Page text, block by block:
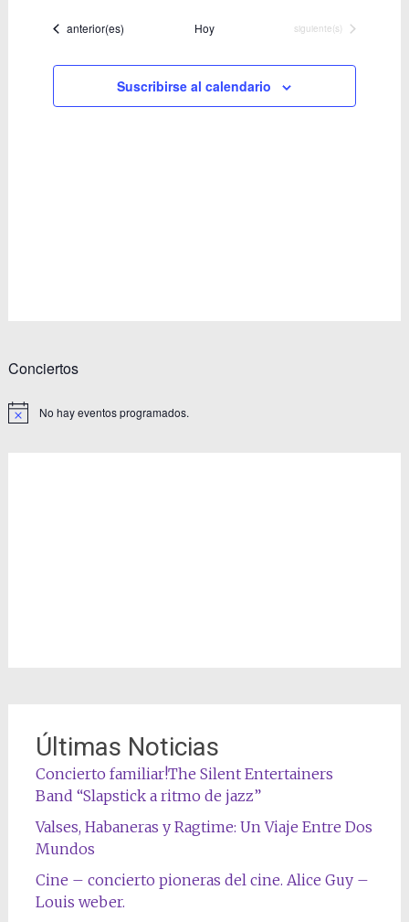
búsqueda
y
vistas
fecha.
Eventos
anterior(es) Hoy Eventos
siguiente(s)
Suscribirse al calendario
Conciertos
Aviso No hay eventos programados.
Últimas Noticias
Concierto familiar!The Silent Entertainers
Band “Slapstick a ritmo de jazz”
Valses, Habaneras y Ragtime: Un Viaje Entre Dos
Mundos
Cine – concierto pioneras del cine. Alice Guy –
Louis weber.